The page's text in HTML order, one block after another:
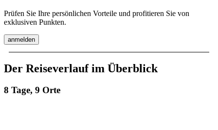
Prüfen Sie Ihre persönlichen Vorteile und profitieren Sie von
exklusiven Punkten.
anmelden
Der Reiseverlauf im Überblick
8 Tage, 9 Orte